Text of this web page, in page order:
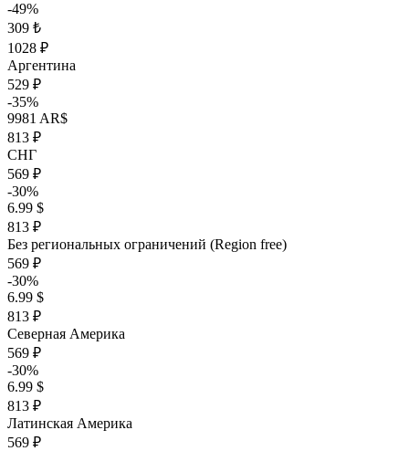
-49%
309 ₺
1028 ₽
Аргентина
529 ₽
-35%
9981 AR$
813 ₽
СНГ
569 ₽
-30%
6.99 $
813 ₽
Без региональных ограничений (Region free)
569 ₽
-30%
6.99 $
813 ₽
Северная Америка
569 ₽
-30%
6.99 $
813 ₽
Латинская Америка
569 ₽